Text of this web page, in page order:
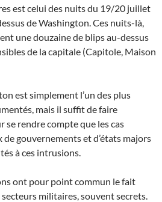
est celui des nuits du 19/20 juillet
de Washington. Ces nuits-là,
une douzaine de blips au-dessus
de la capitale (Capitole, Maison
est simplement l’un des plus
mais il suffit de faire
se rendre compte que les cas
gouvernements et d’états majors
à ces intrusions.
ont pour point commun le fait
secteurs militaires, souvent secrets.